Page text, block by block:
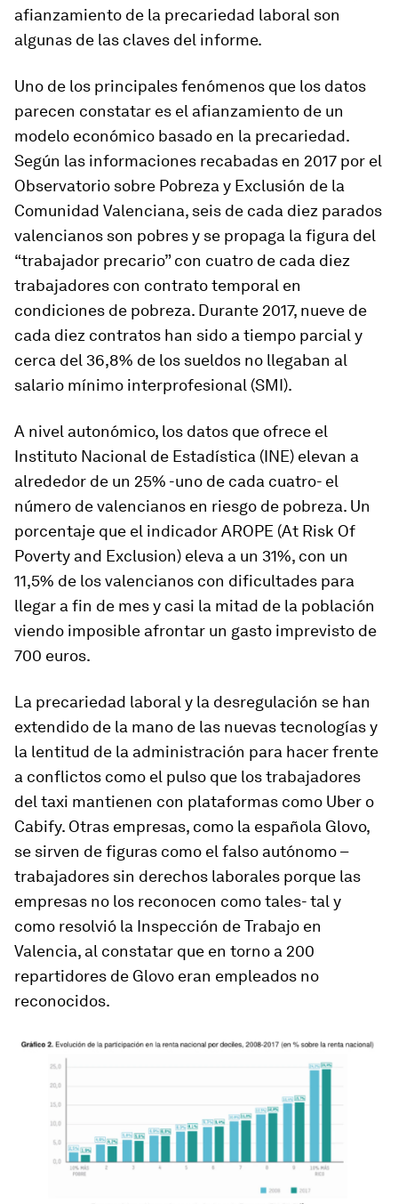
afianzamiento de la precariedad laboral son
algunas de las claves del informe.
Uno de los principales fenómenos que los datos
parecen constatar es el afianzamiento de un
modelo económico basado en la precariedad.
Según las informaciones recabadas en 2017 por el
Observatorio sobre Pobreza y Exclusión de la
Comunidad Valenciana, seis de cada diez parados
valencianos son pobres y se propaga la figura del
“trabajador precario” con cuatro de cada diez
trabajadores con contrato temporal en
condiciones de pobreza. Durante 2017, nueve de
cada diez contratos han sido a tiempo parcial y
cerca del 36,8% de los sueldos no llegaban al
salario mínimo interprofesional (SMI).
A nivel autonómico, los datos que ofrece el
Instituto Nacional de Estadística (INE) elevan a
alrededor de un 25% -uno de cada cuatro- el
número de valencianos en riesgo de pobreza. Un
porcentaje que el indicador AROPE (At Risk Of
Poverty and Exclusion) eleva a un 31%, con un
11,5% de los valencianos con dificultades para
llegar a fin de mes y casi la mitad de la población
viendo imposible afrontar un gasto imprevisto de
700 euros.
La precariedad laboral y la desregulación se han
extendido de la mano de las nuevas tecnologías y
la lentitud de la administración para hacer frente
a conflictos como el pulso que los trabajadores
del taxi mantienen con plataformas como Uber o
Cabify. Otras empresas, como la española Glovo,
se sirven de figuras como el falso autónomo –
trabajadores sin derechos laborales porque las
empresas no los reconocen como tales- tal y
como resolvió la Inspección de Trabajo en
Valencia, al constatar que en torno a 200
repartidores de Glovo eran empleados no
reconocidos.